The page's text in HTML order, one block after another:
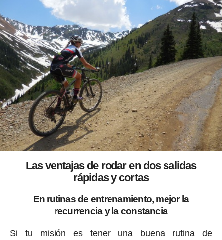
Las ventajas de rodar en dos salidas
rápidas y cortas
En rutinas de entrenamiento, mejor la
recurrencia y la constancia
Si tu misión es tener una buena rutina de